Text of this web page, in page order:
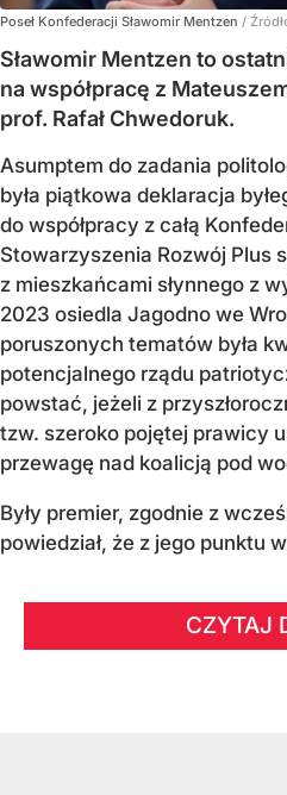
Poseł Konfederacji Sławomir Mentzen /
Sławomir Mentzen to
na współpracę z
prof. Rafał Chwedoruk.
Asumptem do zadania
była piątkowa deklaracja
do współpracy z całą
Stowarzyszenia Rozwój Plus
z mieszkańcami słynnego z
2023 osiedla Jagodno we
poruszonych tematów była
potencjalnego rządu
powstać, jeżeli z
tzw. szeroko pojętej prawicy
przewagę nad koalicją pod
Były premier, zgodnie z
powiedział, że z jego punktu
CZYTAJ